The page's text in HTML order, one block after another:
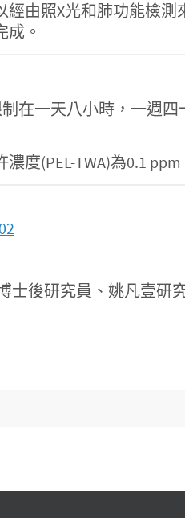
由照X光和肺功能檢測
。
在一天八小時，一週
度(PEL-TWA)為0.1 ppm
士後研究員、姚凡壹研